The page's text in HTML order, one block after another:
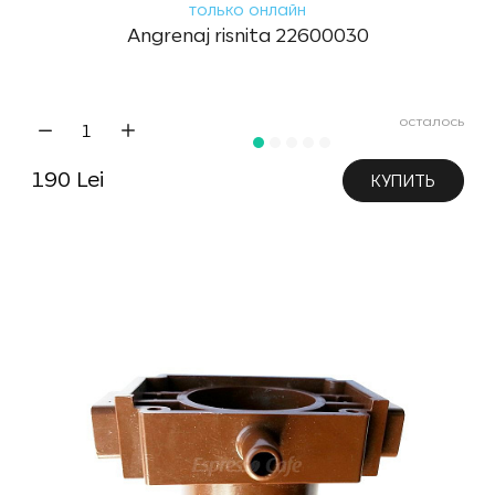
только онлайн
Angrenaj risnita 22600030
осталось
190 Lei КУПИТЬ